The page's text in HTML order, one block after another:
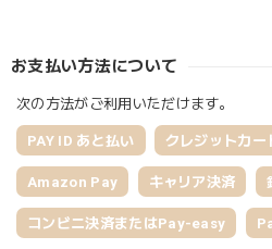
お支払い方法について
次の方法がご利用いただけます。
PAY ID あと払い クレジットカー
Amazon Pay キャリア決済
コンビニ決済またはPay-easy